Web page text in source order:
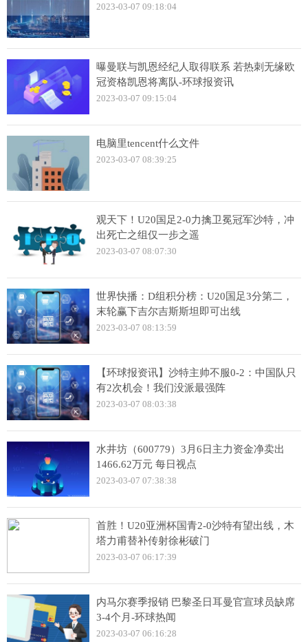
2023-03-07 09:18:04
曝曼联与凯恩经纪人取得联系 若热刺无缘欧
冠资格凯恩将离队-环球报资讯
2023-03-07 09:15:04
电脑里tencent什么文件
2023-03-07 08:39:25
观天下！U20国足2-0力擒卫冕冠军沙特，冲
出死亡之组仅一步之遥
2023-03-07 08:07:30
世界快播：D组积分榜：U20国足3分第二，
末轮赢下吉尔吉斯斯坦即可出线
2023-03-07 08:13:59
【环球报资讯】沙特主帅不服0-2：中国队只
有2次机会！我们没派最强阵
2023-03-07 08:03:38
水井坊（600779）3月6日主力资金净卖出
1466.62万元 每日视点
2023-03-07 07:38:38
首胜！U20亚洲杯国青2-0沙特有望出线，木
塔力甫替补传射徐彬破门
2023-03-07 06:17:39
内马尔赛季报销 巴黎圣日耳曼官宣球员缺席
3-4个月-环球热闻
2023-03-07 06:16:28